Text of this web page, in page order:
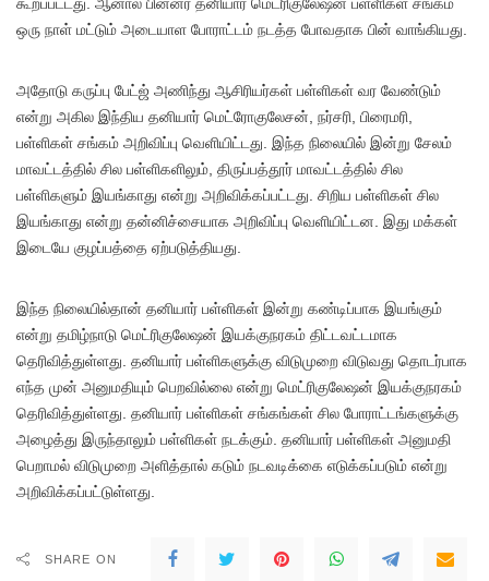
கூறப்பட்டது. ஆனால் பின்னர் தனியார் மெட்ரிகுலேஷன் பள்ளிகள் சங்கம்
ஒரு நாள் மட்டும் அடையாள போராட்டம் நடத்த போவதாக பின் வாங்கியது.
அதோடு கருப்பு பேட்ஜ் அணிந்து ஆசிரியர்கள் பள்ளிகள் வர வேண்டும்
என்று அகில இந்திய தனியார் மெட்ரோகுலேசன், நர்சரி, பிரைமரி,
பள்ளிகள் சங்கம் அறிவிப்பு வெளியிட்டது. இந்த நிலையில் இன்று சேலம்
மாவட்டத்தில் சில பள்ளிகளிலும், திருப்பத்தூர் மாவட்டத்தில் சில
பள்ளிகளும் இயங்காது என்று அறிவிக்கப்பட்டது. சிறிய பள்ளிகள் சில
இயங்காது என்று தன்னிச்சையாக அறிவிப்பு வெளியிட்டன. இது மக்கள்
இடையே குழப்பத்தை ஏற்படுத்தியது.
இந்த நிலையில்தான் தனியார் பள்ளிகள் இன்று கண்டிப்பாக இயங்கும்
என்று தமிழ்நாடு மெட்ரிகுலேஷன் இயக்குநரகம் திட்டவட்டமாக
தெரிவித்துள்ளது. தனியார் பள்ளிகளுக்கு விடுமுறை விடுவது தொடர்பாக
எந்த முன் அனுமதியும் பெறவில்லை என்று மெட்ரிகுலேஷன் இயக்குநரகம்
தெரிவித்துள்ளது. தனியார் பள்ளிகள் சங்கங்கள் சில போராட்டங்களுக்கு
அழைத்து இருந்தாலும் பள்ளிகள் நடக்கும். தனியார் பள்ளிகள் அனுமதி
பெறாமல் விடுமுறை அளித்தால் கடும் நடவடிக்கை எடுக்கப்படும் என்று
அறிவிக்கப்பட்டுள்ளது.
SHARE ON